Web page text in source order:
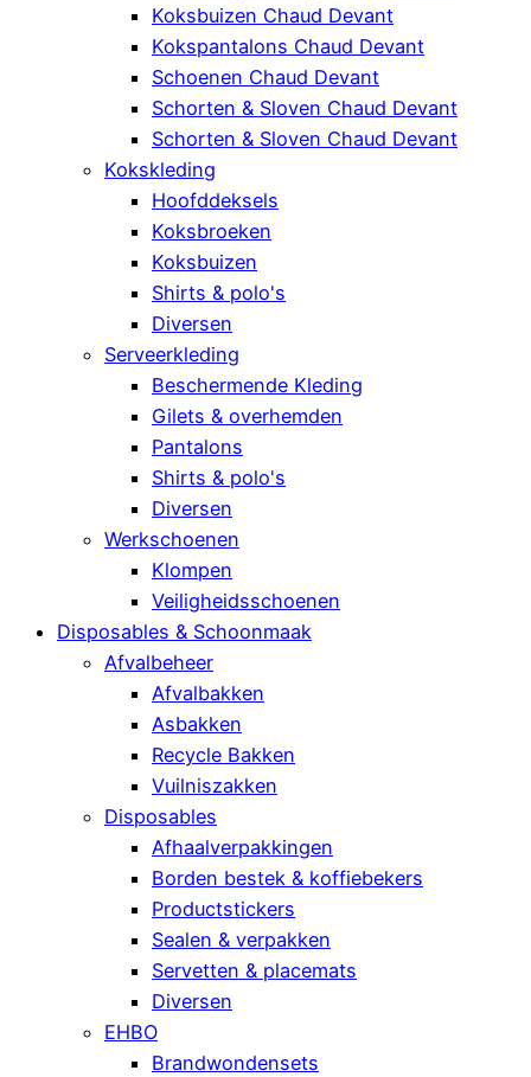
Koksbuizen Chaud Devant
Kokspantalons Chaud Devant
Schoenen Chaud Devant
Schorten & Sloven Chaud Devant
Schorten & Sloven Chaud Devant
Kokskleding
Hoofddeksels
Koksbroeken
Koksbuizen
Shirts & polo's
Diversen
Serveerkleding
Beschermende Kleding
Gilets & overhemden
Pantalons
Shirts & polo's
Diversen
Werkschoenen
Klompen
Veiligheidsschoenen
Disposables & Schoonmaak
Afvalbeheer
Afvalbakken
Asbakken
Recycle Bakken
Vuilniszakken
Disposables
Afhaalverpakkingen
Borden bestek & koffiebekers
Productstickers
Sealen & verpakken
Servetten & placemats
Diversen
EHBO
Brandwondensets